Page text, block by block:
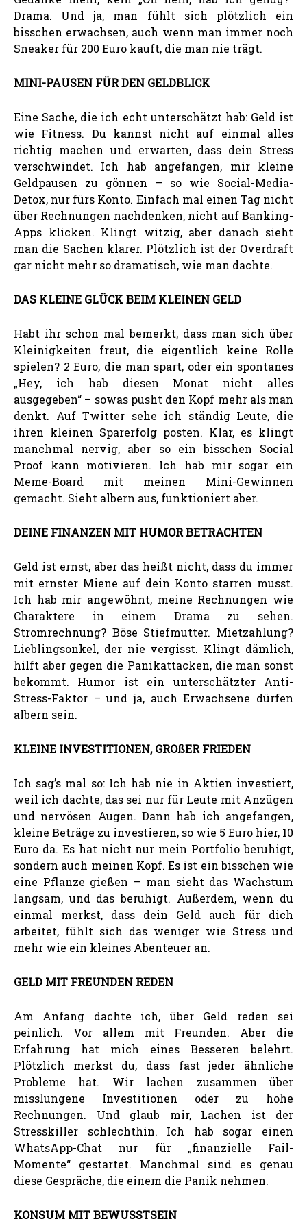
Drama. Und ja, man fühlt sich plötzlich ein
bisschen erwachsen, auch wenn man immer noch
Sneaker für 200 Euro kauft, die man nie trägt.
MINI-PAUSEN FÜR DEN GELDBLICK
Eine Sache, die ich echt unterschätzt hab: Geld ist
wie Fitness. Du kannst nicht auf einmal alles
richtig machen und erwarten, dass dein Stress
verschwindet. Ich hab angefangen, mir kleine
Geldpausen zu gönnen – so wie Social-Media-
Detox, nur fürs Konto. Einfach mal einen Tag nicht
über Rechnungen nachdenken, nicht auf Banking-
Apps klicken. Klingt witzig, aber danach sieht
man die Sachen klarer. Plötzlich ist der Overdraft
gar nicht mehr so dramatisch, wie man dachte.
DAS KLEINE GLÜCK BEIM KLEINEN GELD
Habt ihr schon mal bemerkt, dass man sich über
Kleinigkeiten freut, die eigentlich keine Rolle
spielen? 2 Euro, die man spart, oder ein spontanes
„Hey, ich hab diesen Monat nicht alles
ausgegeben“ – sowas pusht den Kopf mehr als man
denkt. Auf Twitter sehe ich ständig Leute, die
ihren kleinen Sparerfolg posten. Klar, es klingt
manchmal nervig, aber so ein bisschen Social
Proof kann motivieren. Ich hab mir sogar ein
Meme-Board mit meinen Mini-Gewinnen
gemacht. Sieht albern aus, funktioniert aber.
DEINE FINANZEN MIT HUMOR BETRACHTEN
Geld ist ernst, aber das heißt nicht, dass du immer
mit ernster Miene auf dein Konto starren musst.
Ich hab mir angewöhnt, meine Rechnungen wie
Charaktere in einem Drama zu sehen.
Stromrechnung? Böse Stiefmutter. Mietzahlung?
Lieblingsonkel, der nie vergisst. Klingt dämlich,
hilft aber gegen die Panikattacken, die man sonst
bekommt. Humor ist ein unterschätzter Anti-
Stress-Faktor – und ja, auch Erwachsene dürfen
albern sein.
KLEINE INVESTITIONEN, GROßER FRIEDEN
Ich sag’s mal so: Ich hab nie in Aktien investiert,
weil ich dachte, das sei nur für Leute mit Anzügen
und nervösen Augen. Dann hab ich angefangen,
kleine Beträge zu investieren, so wie 5 Euro hier, 10
Euro da. Es hat nicht nur mein Portfolio beruhigt,
sondern auch meinen Kopf. Es ist ein bisschen wie
eine Pflanze gießen – man sieht das Wachstum
langsam, und das beruhigt. Außerdem, wenn du
einmal merkst, dass dein Geld auch für dich
arbeitet, fühlt sich das weniger wie Stress und
mehr wie ein kleines Abenteuer an.
GELD MIT FREUNDEN REDEN
Am Anfang dachte ich, über Geld reden sei
peinlich. Vor allem mit Freunden. Aber die
Erfahrung hat mich eines Besseren belehrt.
Plötzlich merkst du, dass fast jeder ähnliche
Probleme hat. Wir lachen zusammen über
misslungene Investitionen oder zu hohe
Rechnungen. Und glaub mir, Lachen ist der
Stresskiller schlechthin. Ich hab sogar einen
WhatsApp-Chat nur für „finanzielle Fail-
Momente“ gestartet. Manchmal sind es genau
diese Gespräche, die einem die Panik nehmen.
KONSUM MIT BEWUSSTSEIN